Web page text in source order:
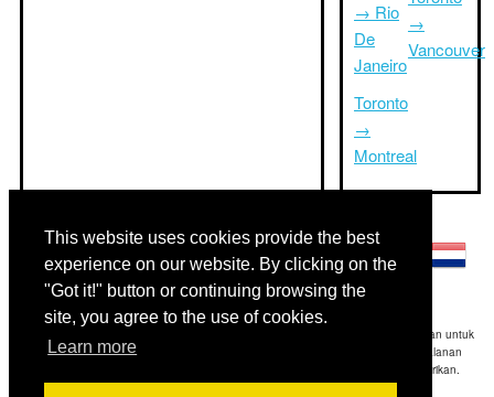
This website uses cookies provide the best
experience on our website. By clicking on the
"Got it!" button or continuing browsing the
site, you agree to the use of cookies.
Learn more
→ Rio
De
Janeiro
Toronto
→
Montreal
→
Vancouver
Disclaimer: Informasi yang ditampilkan di situs ini adalah perkiraan terbaik kami dan untuk
referensi Anda saja.Triptimeto.com tidak bertanggung jawab untuk setiap perjalanan
keterlambatan dan / atau kerusakan akibat dihasilkan dari informasi yang diberikan.